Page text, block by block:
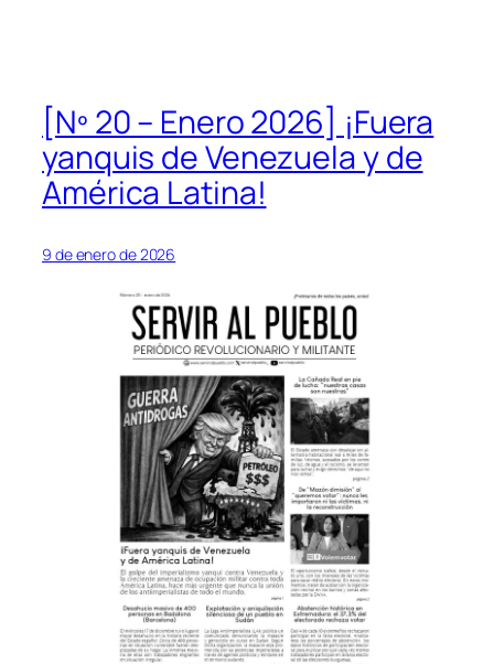
[Nº 20 – Enero 2026] ¡Fuera
yanquis de Venezuela y de
América Latina!
9 de enero de 2026